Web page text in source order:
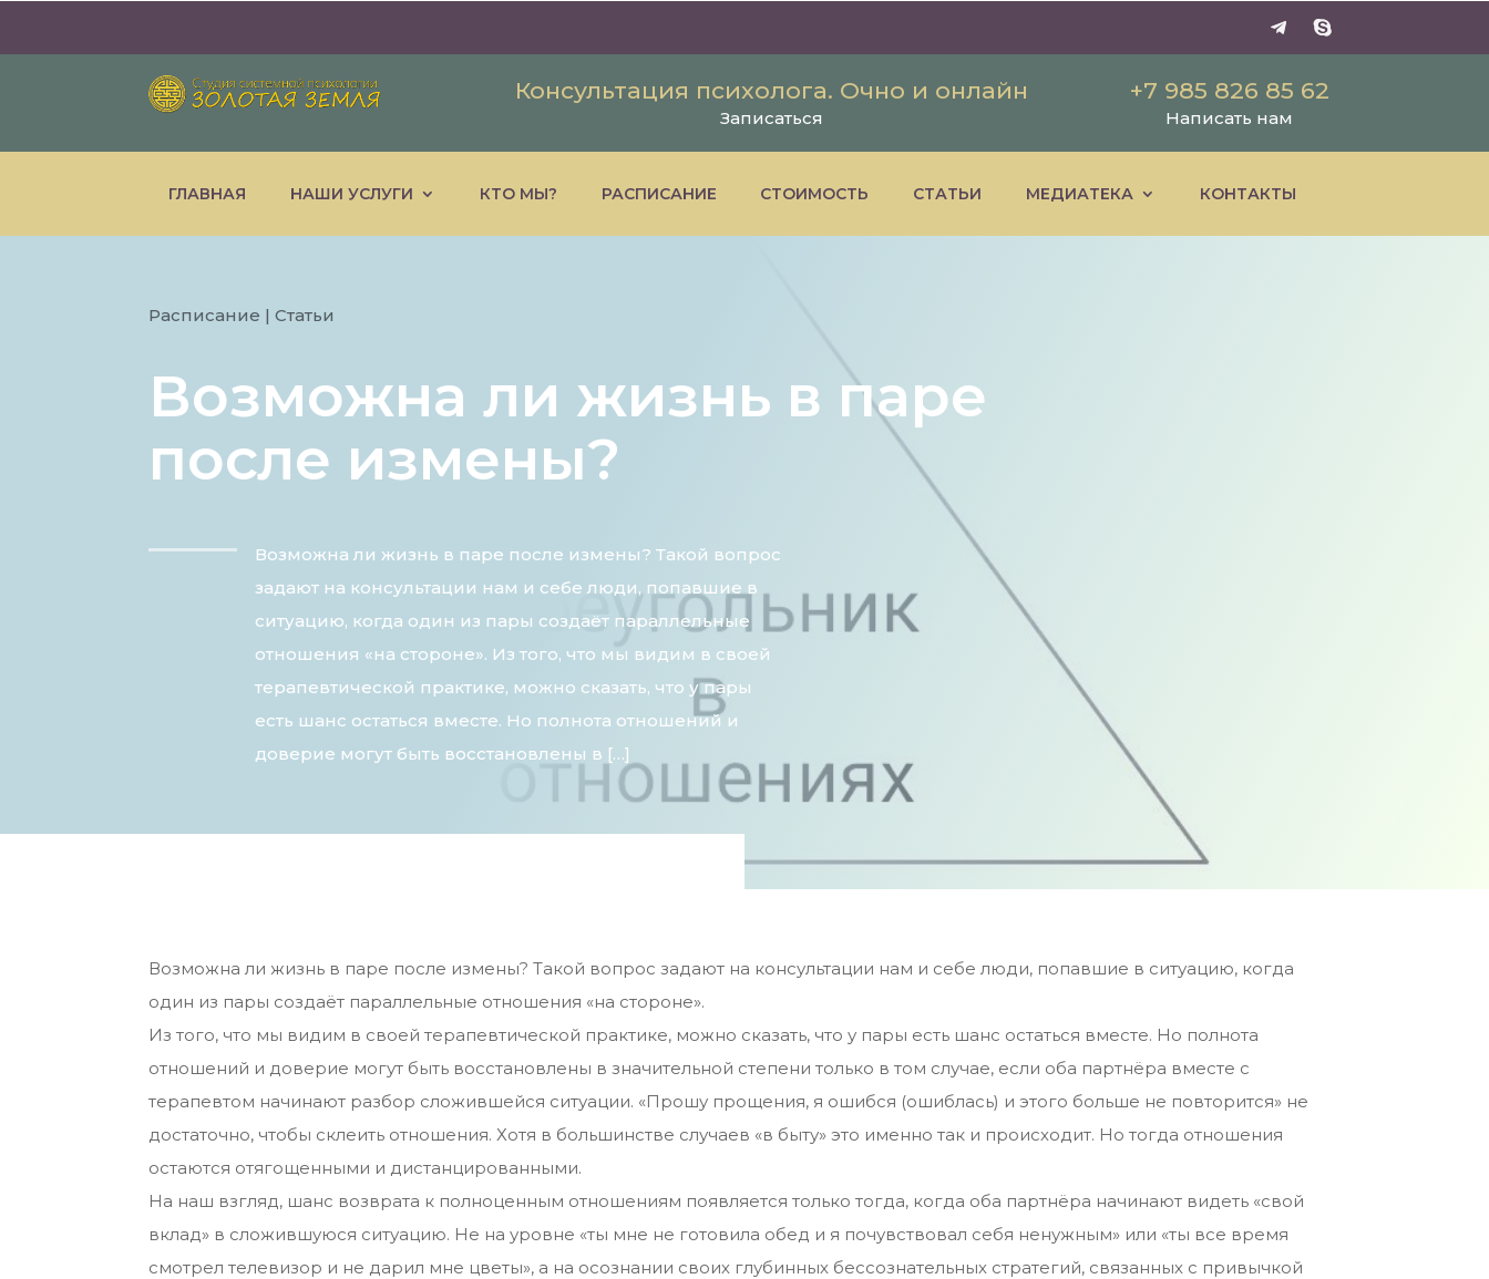
Консультация психолога. Очно и онлайн
Записаться
+7 985 826 85 62
Написать нам
ГЛАВНАЯ НАШИ УСЛУГИ КТО МЫ? РАСПИСАНИЕ СТОИМОСТЬ СТАТЬИ МЕДИАТЕКА КОНТАКТЫ
Расписание |Статьи
Возможна ли жизнь в паре
после измены?
Возможна ли жизнь в паре после измены? Такой вопрос
задают на консультации нам и себе люди, попавшие в
ситуацию, когда один из пары создаёт параллельные
отношения «на стороне». Из того, что мы видим в своей
терапевтической практике, можно сказать, что у пары
есть шанс остаться вместе. Но полнота отношений и
доверие могут быть восстановлены в […]
Возможна ли жизнь в паре после измены? Такой вопрос задают на консультации нам и себе люди, попавшие в ситуацию, когда
один из пары создаёт параллельные отношения «на стороне».
Из того, что мы видим в своей терапевтической практике, можно сказать, что у пары есть шанс остаться вместе. Но полнота
отношений и доверие могут быть восстановлены в значительной степени только в том случае, если оба партнёра вместе с
терапевтом начинают разбор сложившейся ситуации. «Прошу прощения, я ошибся (ошиблась) и этого больше не повторится» не
достаточно, чтобы склеить отношения. Хотя в большинстве случаев «в быту» это именно так и происходит. Но тогда отношения
остаются отягощенными и дистанцированными.
На наш взгляд, шанс возврата к полноценным отношениям появляется только тогда, когда оба партнёра начинают видеть «свой
вклад» в сложившуюся ситуацию. Не на уровне «ты мне не готовила обед и я почувствовал себя ненужным» или «ты все время
смотрел телевизор и не дарил мне цветы», а на осознании своих глубинных бессознательных стратегий, связанных с привычкой